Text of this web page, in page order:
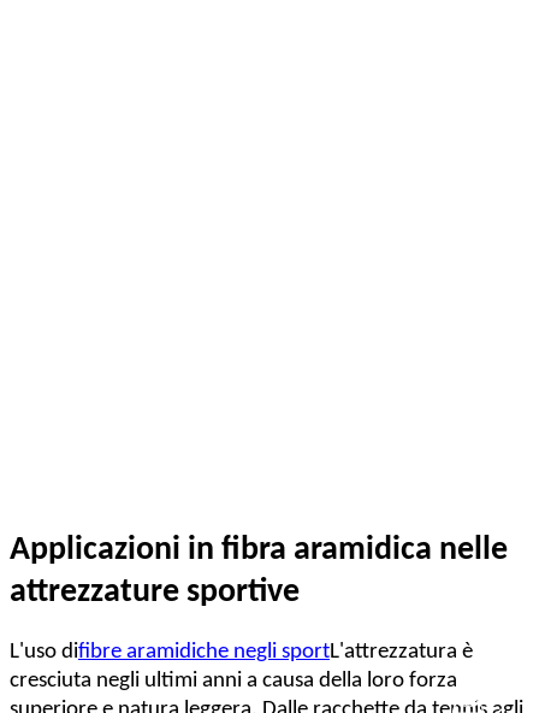
Applicazioni in fibra aramidica nelle
attrezzature sportive
L'uso difibre aramidiche negli sportL'attrezzatura è
cresciuta negli ultimi anni a causa della loro forza